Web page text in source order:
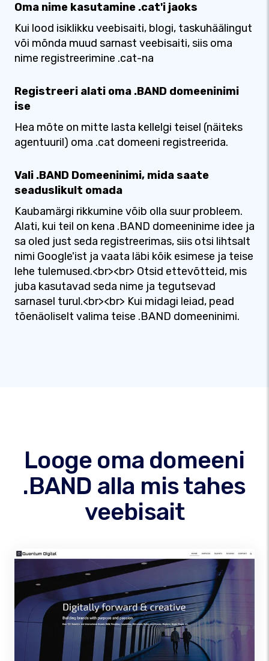
Oma nime kasutamine .cat'i jaoks
Kui lood isiklikku veebisaiti, blogi, taskuhäälingut
või mõnda muud sarnast veebisaiti, siis oma
nime registreerimine .cat-na
Registreeri alati oma .BAND domeeninimi
ise
Hea mõte on mitte lasta kellelgi teisel (näiteks
agentuuril) oma .cat domeeni registreerida.
Vali .BAND Domeeninimi, mida saate
seaduslikult omada
Kaubamärgi rikkumine võib olla suur probleem.
Alati, kui teil on kena .BAND domeeninime idee ja
sa oled just seda registreerimas, siis otsi lihtsalt
nimi Google'ist ja vaata läbi kõik esimese ja teise
lehe tulemused.<br><br> Otsid ettevõtteid, mis
juba kasutavad seda nime ja tegutsevad
sarnasel turul.<br><br> Kui midagi leiad, pead
tõenäoliselt valima teise .BAND domeeninimi.
Looge oma domeeni
.BAND alla mis tahes
veebisait